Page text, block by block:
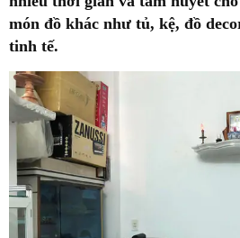
món đồ khác như tủ, kệ, đồ
tinh tế.